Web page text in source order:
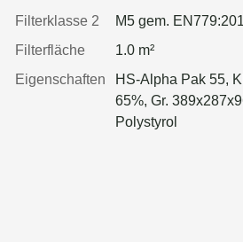
Filterklasse 2
M5 gem.
Filterfläche
1.0 m²
Eigenschaften
HS-Alpha Pak 55,
65%, Gr.
Polystyrol